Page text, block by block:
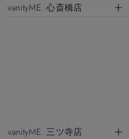
vanityME. 心斎橋店
vanityME. 三ツ寺店